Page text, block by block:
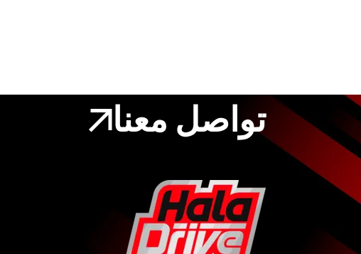
تواصل معنا